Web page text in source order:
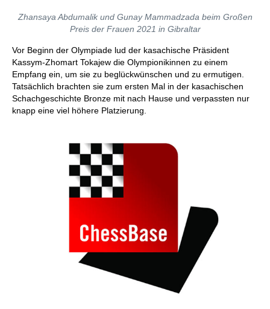
Zhansaya Abdumalik und Gunay Mammadzada beim Großen
Preis der Frauen 2021 in Gibraltar
Vor Beginn der Olympiade lud der kasachische Präsident
Kassym-Zhomart Tokajew die Olympionikinnen zu einem
Empfang ein, um sie zu beglückwünschen und zu ermutigen.
Tatsächlich brachten sie zum ersten Mal in der kasachischen
Schachgeschichte Bronze mit nach Hause und verpassten nur
knapp eine viel höhere Platzierung.